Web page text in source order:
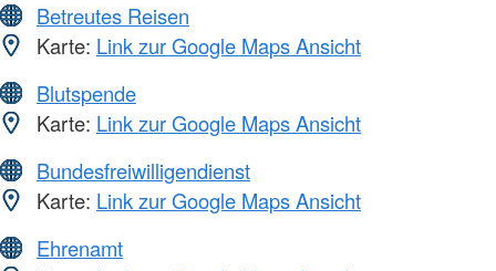
Betreutes Reisen
Karte: Link zur Google Maps Ansicht
Blutspende
Karte: Link zur Google Maps Ansicht
Bundesfreiwilligendienst
Karte: Link zur Google Maps Ansicht
Ehrenamt